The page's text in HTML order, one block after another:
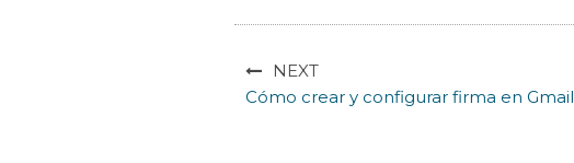
NEXT
Cómo crear y configurar firma en Gmail